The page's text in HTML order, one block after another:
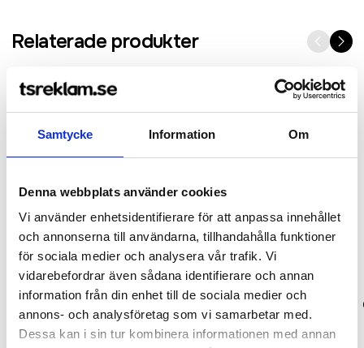
Samtycke Information Om
Denna webbplats använder cookies
Vi använder enhetsidentifierare för att anpassa innehållet
och annonserna till användarna, tillhandahålla funktioner
för sociala medier och analysera vår trafik. Vi
vidarebefordrar även sådana identifierare och annan
information från din enhet till de sociala medier och
annons- och analysföretag som vi samarbetar med.
Dessa kan i sin tur kombinera informationen med annan
Relaterade produkter